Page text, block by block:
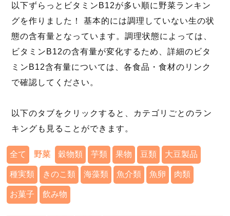
以下ずらっとビタミンB12が多い順に野菜ランキン
グを作りました！ 基本的には調理していない生の状
態の含有量となっています。調理状態によっては、
ビタミンB12の含有量が変化するため、詳細のビタ
ミンB12含有量については、各食品・食材のリンク
で確認してください。
以下のタブをクリックすると、カテゴリごとのラン
キングも見ることができます。
全て 野菜 穀物類 芋類 果物 豆類 大豆製品
種実類 きのこ類 海藻類 魚介類 魚卵 肉類
お菓子 飲み物